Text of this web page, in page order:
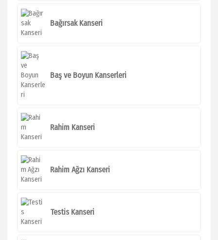
Bağırsak Kanseri
Baş ve Boyun Kanserleri
Rahim Kanseri
Rahim Ağzı Kanseri
Testis Kanseri